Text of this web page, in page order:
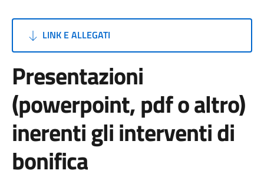
LINK E ALLEGATI
Presentazioni
(powerpoint, pdf o altro)
inerenti gli interventi di
bonifica